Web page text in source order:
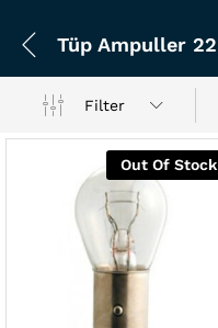
Filter
Out Of Stock